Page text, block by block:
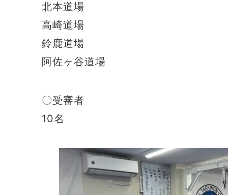
北本道場
高崎道場
鈴鹿道場
阿佐ヶ谷道場
〇受審者
10名